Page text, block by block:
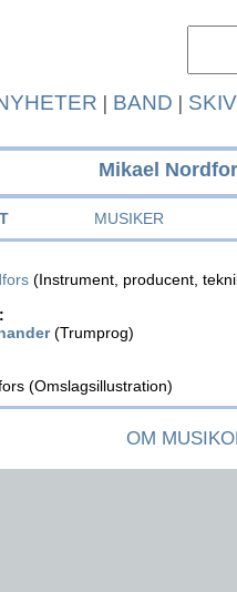
| BAND |
Mikael
MUSIKER
(Instrument, producent,
(Trumprog)
(Omslagsillustration)
OM